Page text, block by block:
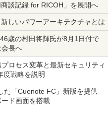
談記録 for RICOH」を展開へ
しいパワーアーキテクチャとは
歳の村田将輝氏が8月1日付で
長へ
ロセス変革と最新セキュリティ
戦略を説明
た「Cuenote FC」新版を提供
ド画面を搭載